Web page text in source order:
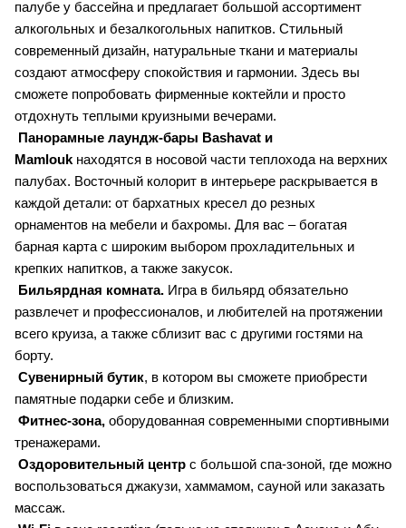
палубе у бассейна и предлагает большой ассортимент
алкогольных и безалкогольных напитков. Стильный
современный дизайн, натуральные ткани и материалы
создают атмосферу спокойствия и гармонии. Здесь вы
сможете попробовать фирменные коктейли и просто
отдохнуть теплыми круизными вечерами.
Панорамные лаундж-бары Bashavat и
Mamlouk находятся в носовой части теплохода на верхних
палубах. Восточный колорит в интерьере раскрывается в
каждой детали: от бархатных кресел до резных
орнаментов на мебели и бахромы. Для вас – богатая
барная карта с широким выбором прохладительных и
крепких напитков, а также закусок.
Бильярдная комната. Игра в бильярд обязательно
развлечет и профессионалов, и любителей на протяжении
всего круиза, а также сблизит вас с другими гостями на
борту.
Сувенирный бутик, в котором вы сможете приобрести
памятные подарки себе и близким.
Фитнес-зона, оборудованная современными спортивными
тренажерами.
Оздоровительный центр с большой спа-зоной, где можно
воспользоваться джакузи, хаммамом, сауной или заказать
массаж.